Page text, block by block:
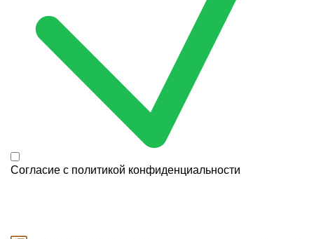
Согласие с политикой конфиденциальности